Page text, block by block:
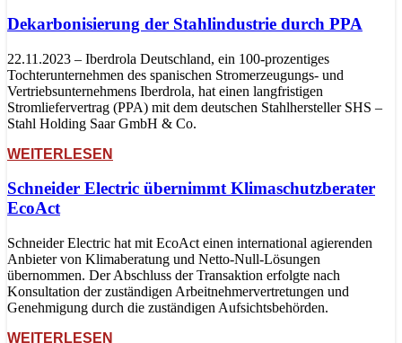
Dekarbonisierung der Stahlindustrie durch PPA
22.11.2023 – Iberdrola Deutschland, ein 100-prozentiges
Tochterunternehmen des spanischen Stromerzeugungs- und
Vertriebsunternehmens Iberdrola, hat einen langfristigen
Stromliefervertrag (PPA) mit dem deutschen Stahlhersteller SHS –
Stahl Holding Saar GmbH & Co.
WEITERLESEN
Schneider Electric übernimmt Klimaschutzberater
EcoAct
Schneider Electric hat mit EcoAct einen international agierenden
Anbieter von Klimaberatung und Netto-Null-Lösungen
übernommen. Der Abschluss der Transaktion erfolgte nach
Konsultation der zuständigen Arbeitnehmervertretungen und
Genehmigung durch die zuständigen Aufsichtsbehörden.
WEITERLESEN